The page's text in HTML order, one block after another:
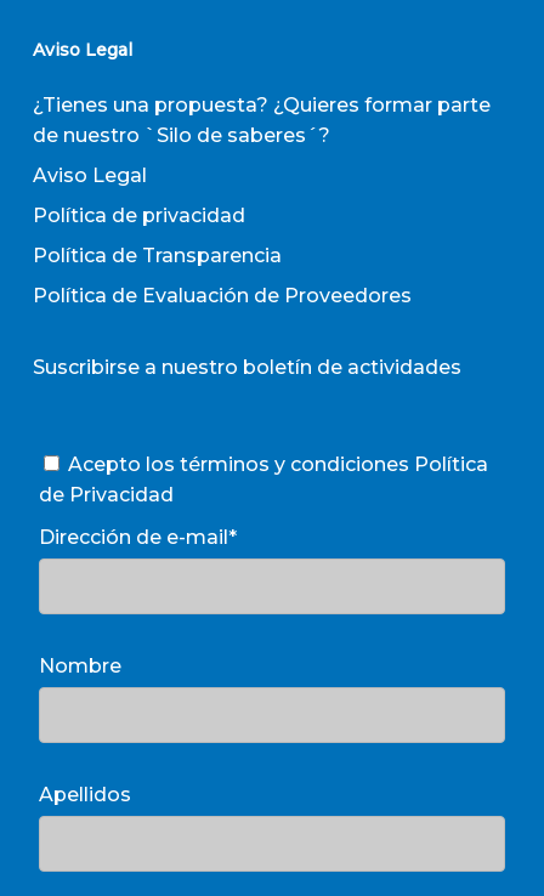
Aviso Legal
¿Tienes una propuesta? ¿Quieres formar parte
de nuestro `Silo de saberes´?
Aviso Legal
Política de privacidad
Política de Transparencia
Política de Evaluación de Proveedores
Suscribirse a nuestro boletín de actividades
Acepto los términos y condiciones Política
de Privacidad
Dirección de e-mail*
Nombre
Apellidos